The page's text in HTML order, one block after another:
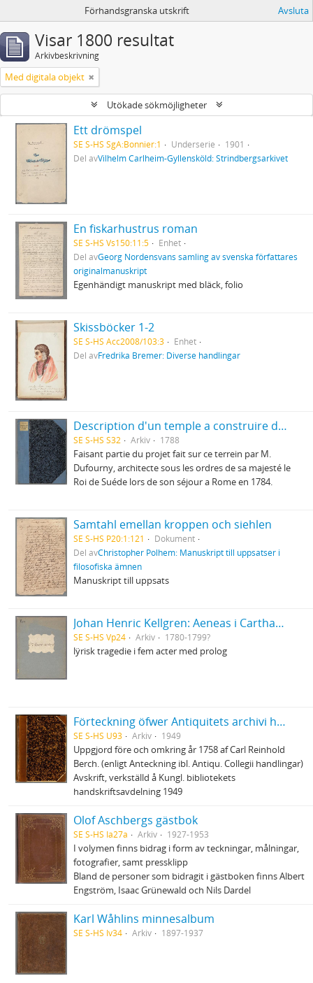
Förhandsgranska utskrift Avsluta
Visar 1800 resultat
Arkivbeskrivning
Med digitala objekt
Utökade sökmöjligheter
Ett drömspel
SE S-HS SgA:Bonnier:1 Underserie
1901
Del avVilhelm Carlheim-Gyllensköld: Strindbergsarkivet
En fiskarhustrus roman
SE S-HS Vs150:11:5
Enhet
Del avGeorg Nordensvans samling av svenska författares
originalmanuskript
Egenhändigt manuskript med bläck, folio
Skissböcker 1-2
SE S-HS Acc2008/103:3
Enhet
Del avFredrika Bremer: Diverse handlingar
Description d'un temple a construire dans le Jardin d'Haga
SE S-HS S32 Arkiv 1788
Faisant partie du projet fait sur ce terrein par M.
Dufourny, architecte sous les ordres de sa majesté le
Roi de Suéde lors de son séjour a Rome en 1784.
Samtahl emellan kroppen och siehlen
SE S-HS P20:1:121
Dokument
Del avChristopher Polhem: Manuskript till uppsatser i
filosofiska ämnen
Manuskript till uppsats
Johan Henric Kellgren: Aeneas i Carthago
SE S-HS Vp24 Arkiv 1780-1799?
lÿrisk tragedie i fem acter med prolog
Förteckning öfwer Antiquitets archivi handskrifter (Avskrift)
SE S-HS U93 Arkiv 1949
Uppgjord före och omkring år 1758 af Carl Reinhold
Berch. (enligt Anteckning ibl. Antiqu. Collegii handlingar)
Avskrift, verkställd å Kungl. bibliotekets
handskriftsavdelning 1949
Olof Aschbergs gästbok
SE S-HS Ia27a Arkiv 1927-1953
I volymen finns bidrag i form av teckningar, målningar,
fotografier, samt pressklipp
Bland de personer som bidragit i gästboken finns Albert
Engström, Isaac Grünewald och Nils Dardel
Karl Wåhlins minnesalbum
SE S-HS Iv34 Arkiv 1897-1937